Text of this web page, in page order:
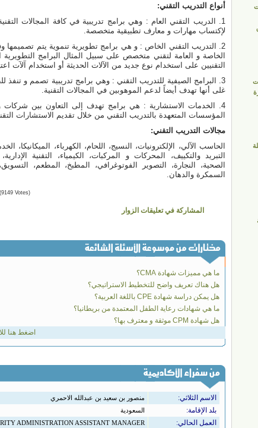
أنواع التدريب التقني:
1. الدريب التقني العام : وهي برامج تدريبية في كافة المجالات
لإكتساب مهارات و معارف تطبيقية متخصصة.
2. التدريب التقني الخاص : و هي برامج تطويرية تنموية يتم
الخاصة و العامة لتقني متخصص على سبيل المثال البرامج التطويرية
التقنيين على استخدام نوع جديد من الآلات الحديثة أو استخدام آلآت
3. البرامج الصيفية للتدريب التقني : وهي برامج تدريبية تصمم و
غلى أنها تهدف أيضاً لدعم الموهوبين في المجالات التقنية.
4. الخدمات الاستشارية : هي برامج تهدف إلى التعاون بين
المؤسسات المتعهدة بالتدريب التقني من خلال تقديم الاستشارات
مجالات التدريب التقني:
الحاسب الآلي، الإلكترونيات، النسيج، اللحام، الكهرباء، الميكانيكا،
التبريد والتكييف، المحركات و المركبات، الكيمياء، التقنية
الصحية، النجارة، التصوير الفوتوغرافي، المطبخ، المطعم،
السمكرة والدهان.
Votes)
المشاركة في تعليقات الزوار
ما هي مميزات شهادة CMA؟
هل هناك تعريف واضح للتخطيط الاستراتيجي؟
هل يمكن دراسة شهادة CPE باللغة العربية؟
ما هي شهادات رعاية الطفل المعتمدة من بريطانيا؟
هل شهادة CPM موثقة و معترف بها؟
اضغط هنا
الاسم الثلاثي: منصور بن سعيد بن عبدالله الاحمري
بلد الإقامة: السعودية
العمل الحالي: ADMINISTRATION ASSISTANT MANAGER